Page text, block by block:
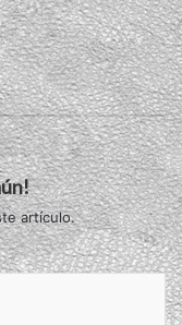
artículo.